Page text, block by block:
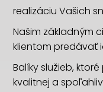
realizáciu Vašich
Našim základným
klientom predávať
Balíky služieb,
kvalitnej a